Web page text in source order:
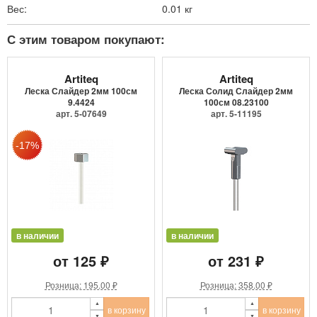
Вес:
0.01 кг
С этим товаром покупают:
Artiteq
Леска Слайдер 2мм 100см
9.4424
арт. 5-07649
в наличии
от 125 ₽
Розница: 195.00 ₽
в корзину
Artiteq
Леска Солид Слайдер 2мм
100см 08.23100
арт. 5-11195
в наличии
от 231 ₽
Розница: 358.00 ₽
в корзину